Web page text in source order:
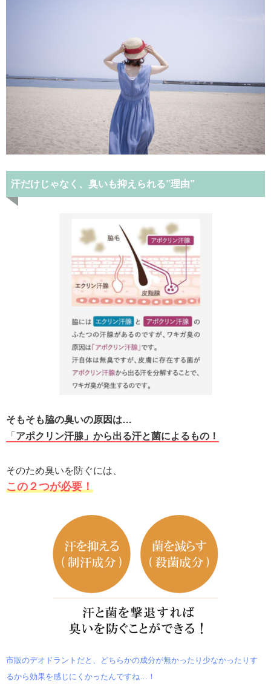
汗だけじゃなく、臭いも抑えられる”理由”
そもそも脇の臭いの原因は…
「 アポクリン汗腺」から出る汗と菌によるもの！
そのため臭いを防ぐには、
この２つが必要！
市販のデオドラントだと、どちらかの成分が無かったり少なかったりす
るから効果を感じにくかったんですね…！